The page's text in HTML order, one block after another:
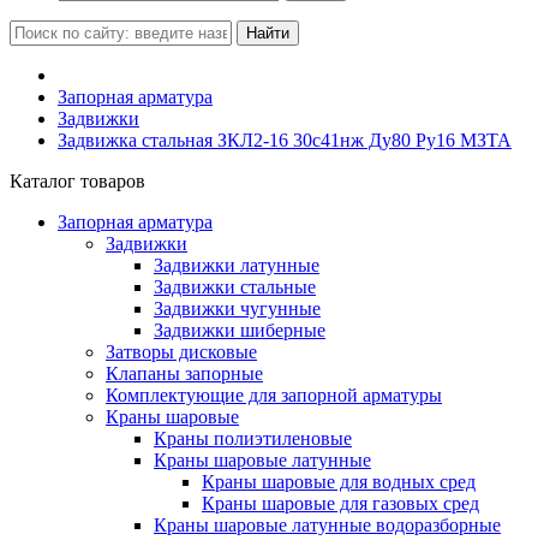
Найти
Запорная арматура
Задвижки
Задвижка стальная ЗКЛ2-16 30с41нж Ду80 Ру16 МЗТА
Каталог товаров
Запорная арматура
Задвижки
Задвижки латунные
Задвижки стальные
Задвижки чугунные
Задвижки шиберные
Затворы дисковые
Клапаны запорные
Комплектующие для запорной арматуры
Краны шаровые
Краны полиэтиленовые
Краны шаровые латунные
Краны шаровые для водных сред
Краны шаровые для газовых сред
Краны шаровые латунные водоразборные